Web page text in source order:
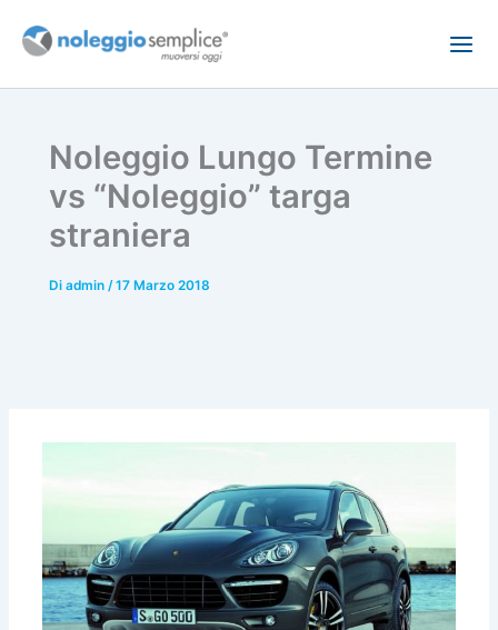
Noleggio Lungo Termine
vs “Noleggio” targa
straniera
Di admin /17 Marzo 2018